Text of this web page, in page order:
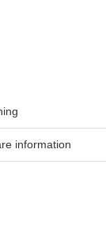
information